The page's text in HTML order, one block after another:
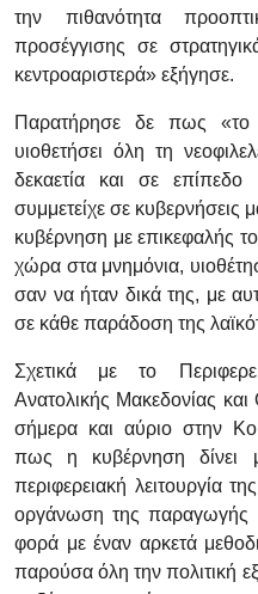
την πιθανότητα
προσέγγισης σε
κεντροαριστερά» εξήγησε.
Παρατήρησε δε πως «το
υιοθετήσει όλη τη
δεκαετία και σε
συμμετείχε σε κυβερνήσεις
κυβέρνηση με επικεφαλής
χώρα στα μνημόνια,
σαν να ήταν δικά της, με
σε κάθε παράδοση της
Σχετικά με το
Ανατολικής Μακεδονίας
σήμερα και αύριο στην
πως η κυβέρνηση δίνει
περιφερειακή λειτουργία
οργάνωση της παραγωγής
φορά με έναν αρκετά
παρούσα όλη την πολιτική